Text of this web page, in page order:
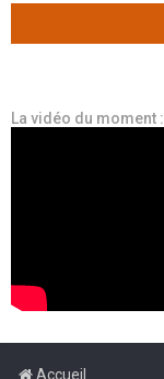
La vidéo du moment :
Accueil